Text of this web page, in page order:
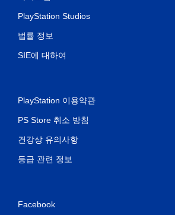
PlayStation Studios
법률 정보
SIE에 대하여
PlayStation 이용약관
PS Store 취소 방침
건강상 유의사항
등급 관련 정보
Facebook